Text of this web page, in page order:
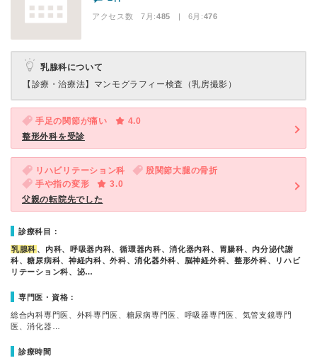
アクセス数 7月:485 | 6月:476
乳腺科について
【診療・治療法】 マンモグラフィー検査（乳房撮影）
手足の関節が痛い
4.0
整形外科を受診
リハビリテーション科
股関節大腿の骨折
手や指の変形
3.0
父親の転院先でした
診療科目：
乳腺科 、内科、呼吸器内科、循環器内科、消化器内科、胃腸科、内分泌代謝
科、糖尿病科、神経内科、外科、消化器外科、脳神経外科、整形外科、リハビ
リテーション科、泌…
専門医・資格：
総合内科専門医、外科専門医、糖尿病専門医、呼吸器専門医、気管支鏡専門
医、消化器…
診療時間